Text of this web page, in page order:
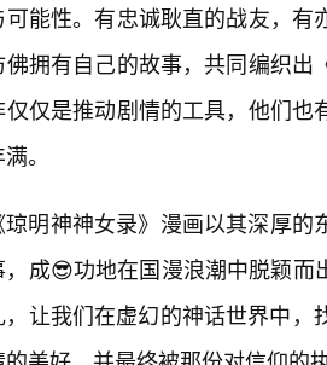
能性。有忠诚耿直的战友，
拥有自己的故事，共同编织
仅是推动剧情的工具，他们
。
琼明神神女录》漫画以其深厚
，成😎功地在国漫浪潮中脱颖
，让我们在虚幻的神话世界中